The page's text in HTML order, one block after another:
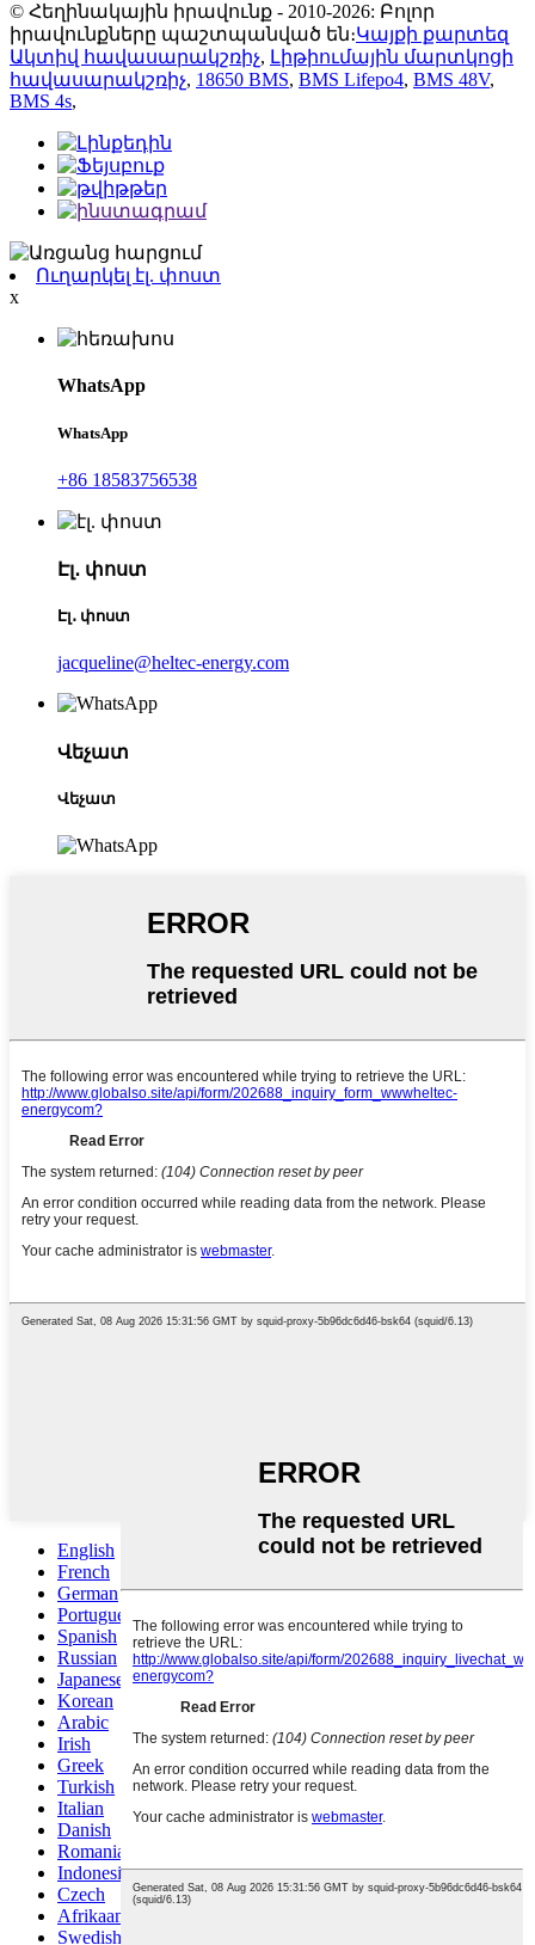
© Հեղինակային իրավունք - 2010-2026: Բոլոր
իրավունքները պաշտպանված են։Կայքի քարտեզ
Ակտիվ հավասարակշռիչ, Լիթիումային մարտկոցի
հավասարակշռիչ, 18650 BMS, BMS Lifepo4, BMS 48V,
BMS 4s,
Ուղարկել էլ. փոստ
x
WhatsApp
WhatsApp
+86 18583756538
Էլ․ փոստ
Էլ․ փոստ
jacqueline@heltec-energy.com
Վեչատ
Վեչատ
English
French
German
Portuguese
Spanish
Russian
Japanese
Korean
Arabic
Irish
Greek
Turkish
Italian
Danish
Romanian
Indonesian
Czech
Afrikaans
Swedish